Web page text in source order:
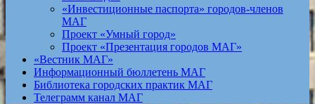
«Инвестиционные паспорта» городов-членов
МАГ
Проект «Умный город»
Проект «Презентация городов МАГ»
«Вестник МАГ»
Информационный бюллетень МАГ
Библиотека городских практик МАГ
Телеграмм канал МАГ